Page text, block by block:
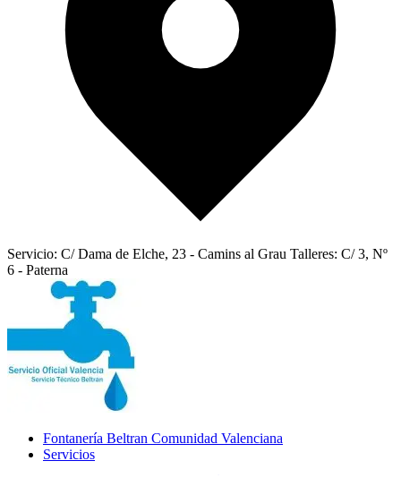
Servicio: C/ Dama de Elche, 23 - Camins al Grau Talleres: C/ 3, Nº
6 - Paterna
Fontanería Beltran Comunidad Valenciana
Servicios